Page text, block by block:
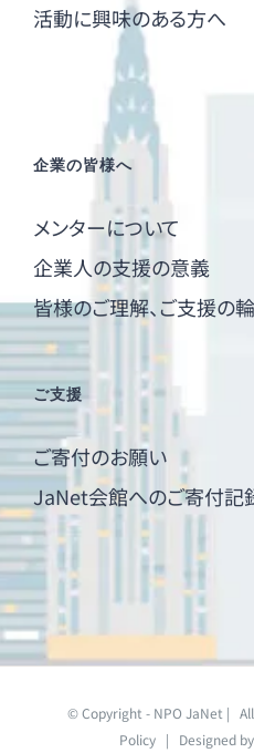
活動に興味のある方へ
企業の皆様へ
メンターについて
企業人の支援の意義
皆様のご理解、ご支援の輪
ご支援
ご寄付のお願い
JaNet会館へのご寄付記
© Copyright - NPO JaNet |
Policy | Designed by